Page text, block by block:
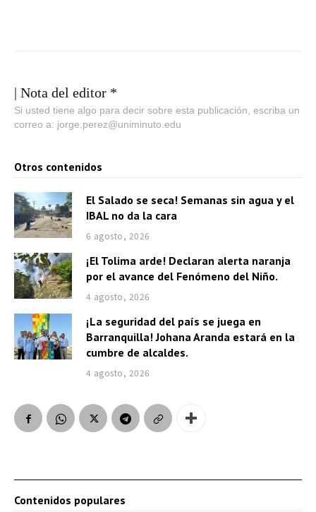
| Nota del editor *
Si usted tiene algo para decir sobre esta publicación, escriba un
correo a: jorge.perez@uniminuto.edu
Otros contenidos
El Salado se seca! Semanas sin agua y el
IBAL no da la cara
6 agosto, 2026
¡El Tolima arde! Declaran alerta naranja
por el avance del Fenómeno del Niño.
4 agosto, 2026
¡La seguridad del país se juega en
Barranquilla! Johana Aranda estará en la
cumbre de alcaldes.
4 agosto, 2026
Contenidos populares